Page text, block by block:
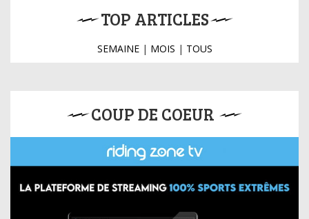
TOP ARTICLES
SEMAINE| MOIS | TOUS
COUP DE COEUR